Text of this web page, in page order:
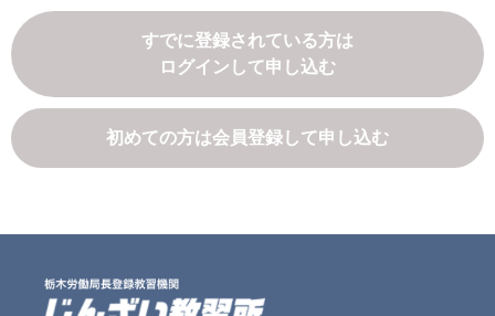
7.有料サービスにおいて、ユーザに利用料金を請求するため
8.上記の利用目的に付随する目的
第4条（利用目的の変更）
当社は、利用目的が変更前と関連性を有すると合理的に認められる場合に
限り、個人情報の利用目的を変更するものとします。
利用目的の変更を行った場合には、変更後の目的について、当社所定の方
法により、ユーザに通知し、または本ウェブサイト上に公表するものとし
ます。
1.人の生命、身体または財産の保護のために必要がある場合であって、本
人の同意を得ることが困難であるとき
ス利用契約を締結された方をいいます。
4.「受講者」　申込者本人または担当者であって、実際に本サービスを利
用するすべての方をいいます。
5.「本サービス利用契約」　当社と申込者との間で締結される、本サービ
スの利用に関する契約をいいます。
第3条（本規約の範囲）
1. 当社が本規約に付帯関連して別途定める諸規約（以下「諸規約」といい
1. 当社は、当社の裁量により本規約を変更できるものとします。
2. 当社は、前項による本規約の変更にあたり、変更後の本規約の効力発生
すでに登録されている方は
ログインして申し込む
初めての方は会員登録して申し込む